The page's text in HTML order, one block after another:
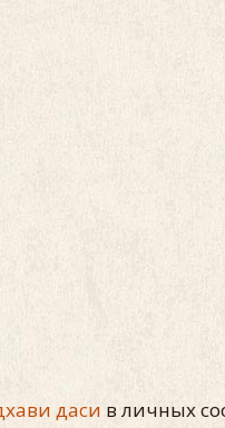
даси в личных